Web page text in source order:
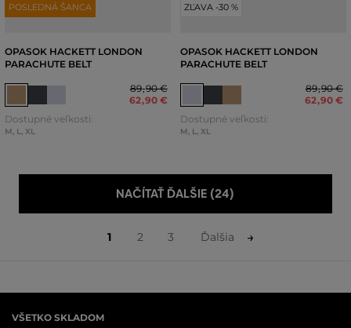
POSLEDNÁ ŠANCA
OPASOK HACKETT LONDON
PARACHUTE BELT
89,90 €
62,90 €
Dostupné veľkosti:
M, L, XL
ZĽAVA -30 %
OPASOK HACKETT LONDON
PARACHUTE BELT
89,90 €
62,90 €
Dostupné veľkosti:
M, L, XL
NAČÍTAŤ ĎALŠIE (24)
1 2 3 Ďalšia
VŠETKO SKLADOM